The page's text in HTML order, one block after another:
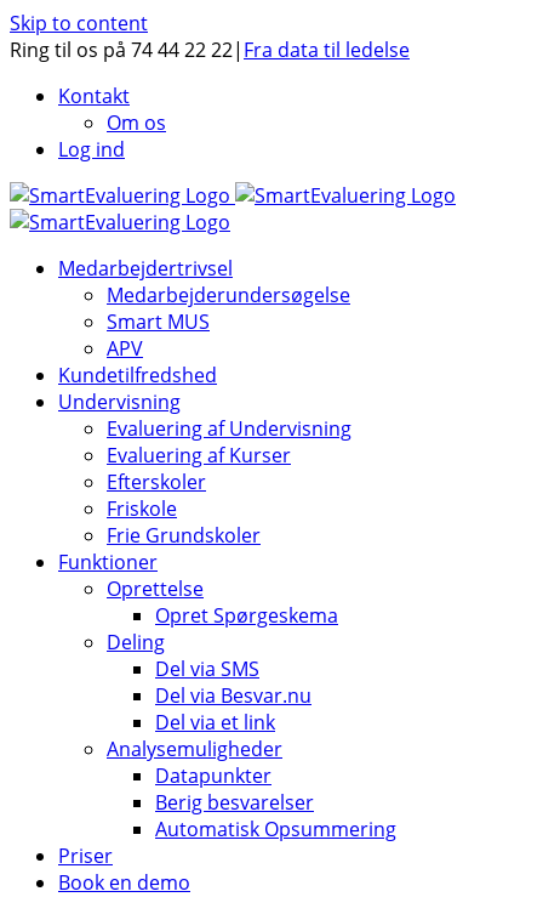
Skip to content
Ring til os på 74 44 22 22| Fra data til ledelse
Kontakt
Om os
Log ind
Medarbejdertrivsel
Medarbejderundersøgelse
Smart MUS
APV
Kundetilfredshed
Undervisning
Evaluering af Undervisning
Evaluering af Kurser
Efterskoler
Friskole
Frie Grundskoler
Funktioner
Oprettelse
Opret Spørgeskema
Deling
Del via SMS
Del via Besvar.nu
Del via et link
Analysemuligheder
Datapunkter
Berig besvarelser
Automatisk Opsummering
Priser
Book en demo